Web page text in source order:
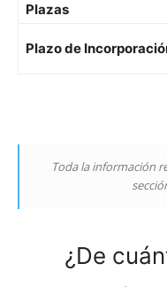
Plazas
Plazo de
Toda la información
¿De